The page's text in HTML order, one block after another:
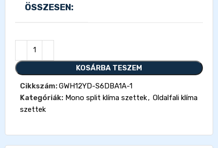
ÖSSZESEN:
KOSÁRBA TESZEM
Cikkszám:GWH12YD-S6DBA1A-1
Kategóriák: Mono split klíma szettek, Oldalfali klíma
szettek